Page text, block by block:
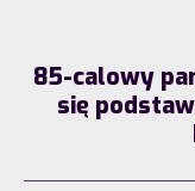
85-calowy
się